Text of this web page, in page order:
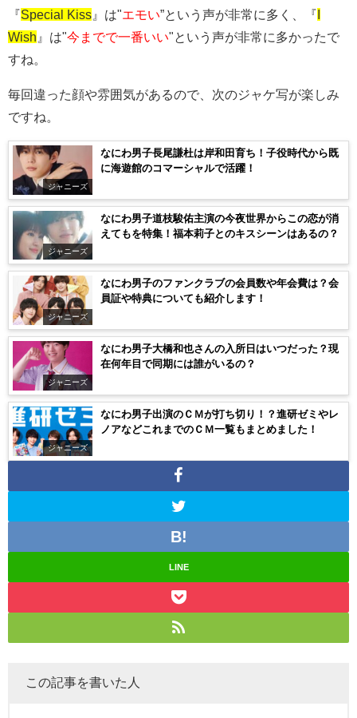
『Special Kiss 』は"エモい”という声が非常に多く、『
Wish 』は"今までで一番いい"という声が非常に多かったで
すね。
毎回違った顔や雰囲気があるので、次のジャケ写が楽しみ
ですね。
ジャニーズ
なにわ男子長尾謙杜は岸和田育ち！子役時代から既
に海遊館のコマーシャルで活躍！
ジャニーズ
なにわ男子道枝駿佑主演の今夜世界からこの恋が消
えてもを特集！福本莉子とのキスシーンはあるの？
ジャニーズ
なにわ男子のファンクラブの会員数や年会費は？会
員証や特典についても紹介します！
ジャニーズ
なにわ男子大橋和也さんの入所日はいつだった？現
在何年目で同期には誰がいるの？
ジャニーズ
なにわ男子出演のＣＭが打ち切り！？進研ゼミやレ
ノアなどこれまでのＣＭ一覧もまとめました！
LINE
この記事を書いた人